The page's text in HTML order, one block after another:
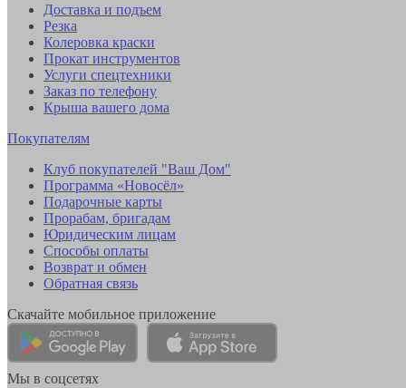
Доставка и подъем
Резка
Колеровка краски
Прокат инструментов
Услуги спецтехники
Заказ по телефону
Крыша вашего дома
Покупателям
Клуб покупателей "Ваш Дом"
Программа «Новосёл»
Подарочные карты
Прорабам, бригадам
Юридическим лицам
Способы оплаты
Возврат и обмен
Обратная связь
Скачайте мобильное приложение
Мы в соцсетях